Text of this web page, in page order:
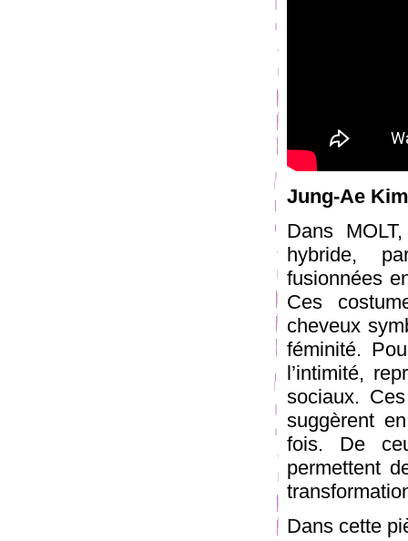
Jung-Ae
Dans
hybride,
fusionnées
Ces
cheveux
féminité.
l’intimité,
sociaux.
suggèrent
fois. De
permettent
Dans cette